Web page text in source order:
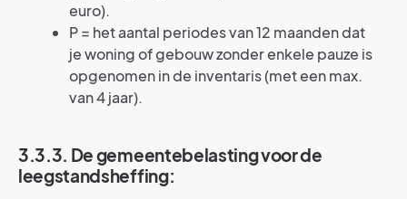
euro).
P = het aantal periodes van 12 maanden dat
je woning of gebouw zonder enkele pauze is
opgenomen in de inventaris (met een max.
van 4 jaar).
3.3.3. De gemeentebelasting voor de
leegstandsheffing: